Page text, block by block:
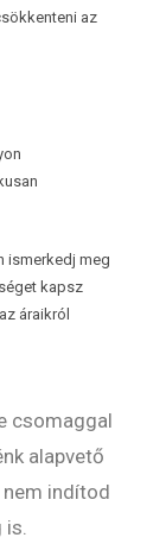
az
ismerkedj meg
kapsz
áraikról
csomaggal
alapvető
indítod